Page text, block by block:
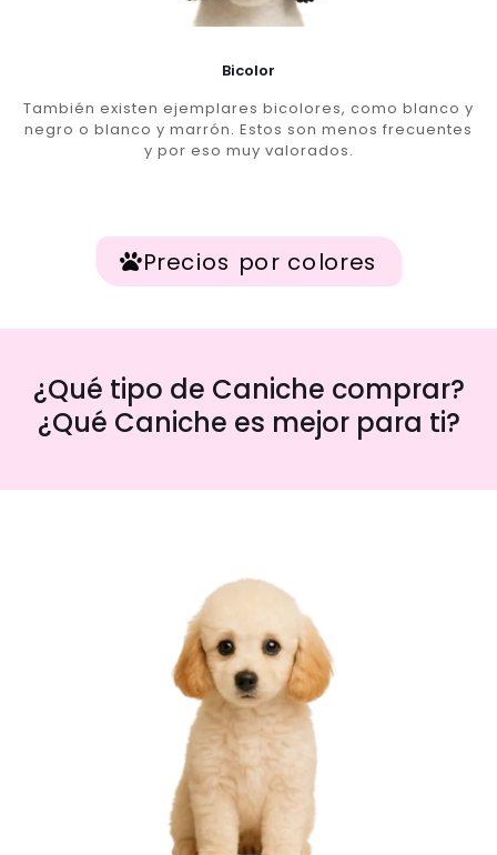
Bicolor
También existen ejemplares bicolores, como blanco y
negro o blanco y marrón. Estos son menos frecuentes
y por eso muy valorados.
Precios por colores
¿Qué tipo de Caniche comprar?
¿Qué Caniche es mejor para ti?